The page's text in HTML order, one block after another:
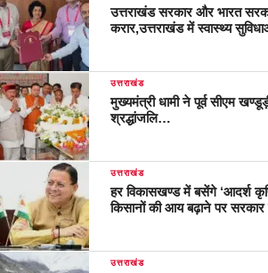
उत्तराखंड सरकार और भारत
करार,उत्तराखंड में स्वास्थ्य
उत्तराखंड
मुख्यमंत्री धामी ने पूर्व सीएम
श्रद्धांजलि…
उत्तराखंड
हर विकासखण्ड में बसेंगे ‘आदर्श
किसानों की आय बढ़ाने पर
उत्तराखंड